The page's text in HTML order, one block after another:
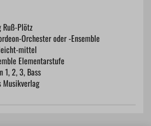
Ruß-Plötz
Orchester oder -Ensemble
mittel
Elementarstufe
1, 2, 3, Bass
Musikverlag